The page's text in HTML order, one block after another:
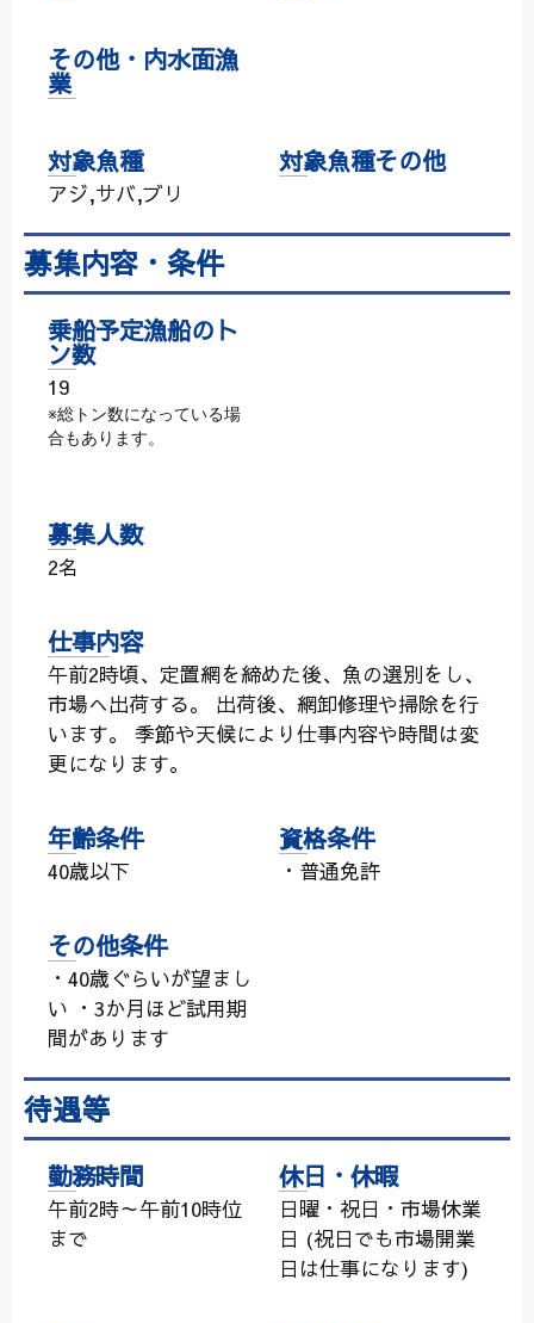
その他・内水面漁
業
対象魚種
アジ,サバ,ブリ
対象魚種その他
募集内容・条件
乗船予定漁船のト
ン数
19
※総トン数になっている場
合もあります。
募集人数
2名
仕事内容
午前2時頃、定置網を締めた後、魚の選別をし、
市場へ出荷する。 出荷後、網卸修理や掃除を行
います。 季節や天候により仕事内容や時間は変
更になります。
年齢条件
40歳以下
資格条件
・普通免許
その他条件
・40歳ぐらいが望まし
い ・3か月ほど試用期
間があります
待遇等
勤務時間
午前2時～午前10時位
まで
休日・休暇
日曜・祝日・市場休業
日 (祝日でも市場開業
日は仕事になります)